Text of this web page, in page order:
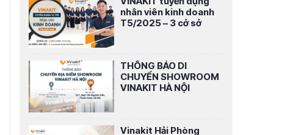
nhân viên kinh doanh
T5/2025 – 3 cở sở
THÔNG BÁO DI
CHUYỂN SHOWROOM
VINAKIT HÀ NỘI
Vinakit Hải Phòng